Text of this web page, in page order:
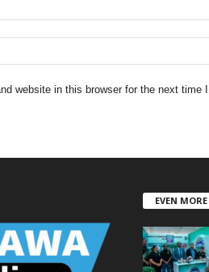
website in this browser for the next time I
EVEN